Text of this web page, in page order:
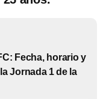
Fecha, horario y
Jornada 1 de la